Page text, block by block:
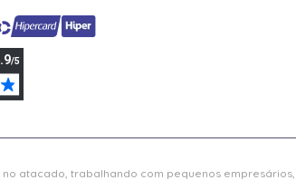
atacado, trabalhando com pequenos